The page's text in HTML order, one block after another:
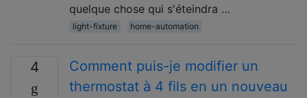
quelque chose qui s'éteindra …
light-fixture home-automation
4
Comment puis-je modifier un
thermostat à 4 fils en un nouveau